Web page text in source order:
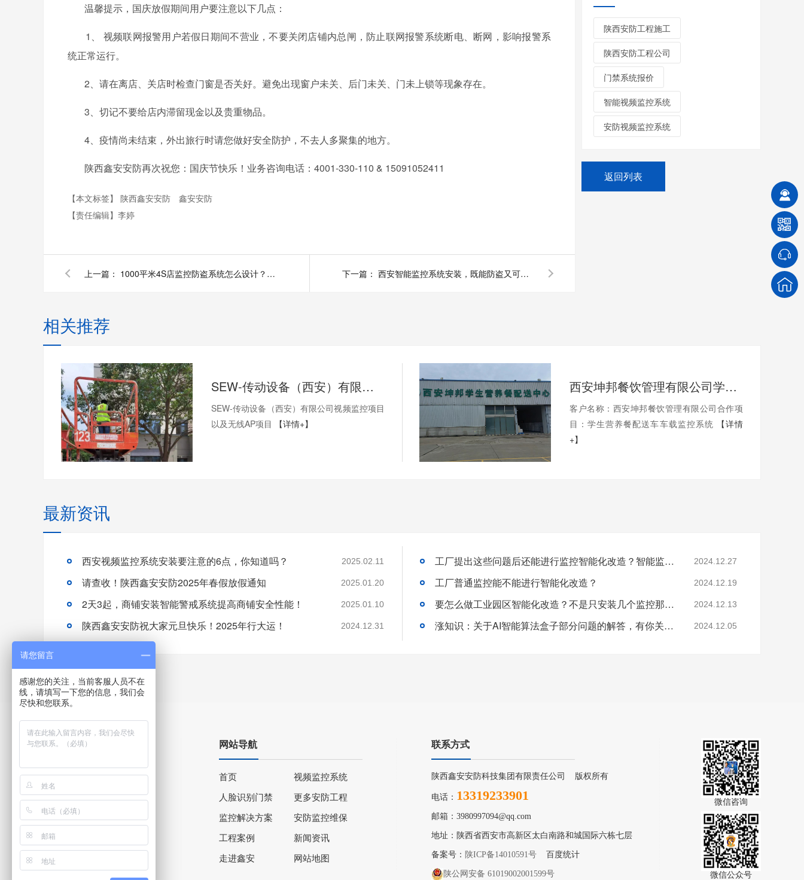
温馨提示，国庆放假期间用户要注意以下几点：
1、 视频联网报警用户若假日期间不营业，不要关闭店铺内总闸，防止联网报警系统断电、断网，影响报警系
统正常运行。
2、请在离店、关店时检查门窗是否关好。避免出现窗户未关、后门未关、门未上锁等现象存在。
3、切记不要给店内滞留现金以及贵重物品。
4、疫情尚未结束，外出旅行时请您做好安全防护，不去人多聚集的地方。
陕西鑫安安防再次祝您：国庆节快乐！业务咨询电话：4001-330-110 & 15091052411
【本文标签】 陕西鑫安安防
鑫安安防
【责任编辑】 李婷
上一篇： 1000平米4S店监控防盗系统怎么设计？预算有限最好一套设备搞定 下一篇： 西安智能监控系统安装，既能防盗又可以实时监控
陕西安防工程施工
陕西安防工程公司
门禁系统报价
智能视频监控系统
安防视频监控系统
返回列表
相关推荐
SEW-传动设备（西安）有限公司视频监控项目以及无线AP项目
SEW-传动设备（西安）有限公司视频监控项目
以及无线AP项目
【详情+】
西安坤邦餐饮管理有限公司学生营养餐配送车车载监控系统服务获客户认可
客户名称：西安坤邦餐饮管理有限公司合作项
目：学生营养餐配送车车载监控系统
【详情
+】
最新资讯
西安视频监控系统安装要注意的6点，你知道吗？ 2025.02.11
请查收！陕西鑫安安防2025年春假放假通知 2025.01.20
2天3起，商铺安装智能警戒系统提高商铺安全性能！ 2025.01.10
陕西鑫安安防祝大家元旦快乐！2025年行大运！ 2024.12.31
工厂提出这些问题后还能进行监控智能化改造？智能监控的这些算法太实用了！ 2024.12.27
工厂普通监控能不能进行智能化改造？ 2024.12.19
要怎么做工业园区智能化改造？不是只安装几个监控那些简单！ 2024.12.13
涨知识：关于AI智能算法盒子部分问题的解答，有你关心的吗？ 2024.12.05
网站导航
首页 视频监控系统
人脸识别门禁 更多安防工程
监控解决方案 安防监控维保
工程案例 新闻资讯
走进鑫安 网站地图
联系方式
陕西鑫安安防科技集团有限责任公司 版权所有
电话： 13319233901
邮箱：3980997094@qq.com
地址：陕西省西安市高新区太白南路和城国际六栋七层
备案号： 陕ICP备14010591号 百度统计
陕公网安备 61019002001599号
微信咨询
微信公众号
请您留言
感谢您的关注，当前客服人员不在
线，请填写一下您的信息，我们会
尽快和您联系。